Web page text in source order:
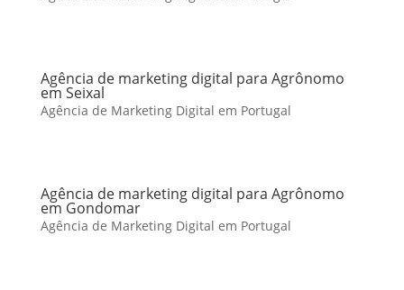
Agência de marketing digital para Agrônomo
em Seixal
Agência de Marketing Digital em Portugal
Agência de marketing digital para Agrônomo
em Gondomar
Agência de Marketing Digital em Portugal